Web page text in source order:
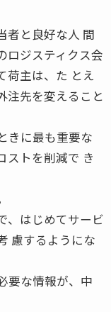
者と良好な人 間
ロジスティクス会
荷主は、た とえ
注先を変えること
きに最も重要な
ストを削減で き
、はじめてサービ
慮するようにな
要な情報が、中